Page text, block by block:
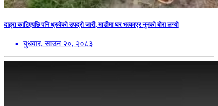
दाह्रा काटिएपछि पनि ध्रुवेको उपद्रो जारी, माडीमा घर भत्काएर नुनको बोरा लग्यो
बुधबार, साउन २०, २०८३